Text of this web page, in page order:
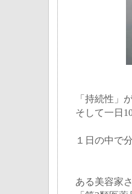
「持続性」
そして一日
１日の中で
ある美容家